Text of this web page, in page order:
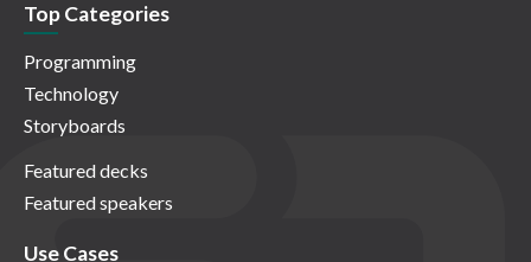
Top Categories
Programming
Technology
Storyboards
Featured decks
Featured speakers
Use Cases